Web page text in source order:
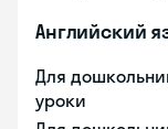
Английский
Для
уроки